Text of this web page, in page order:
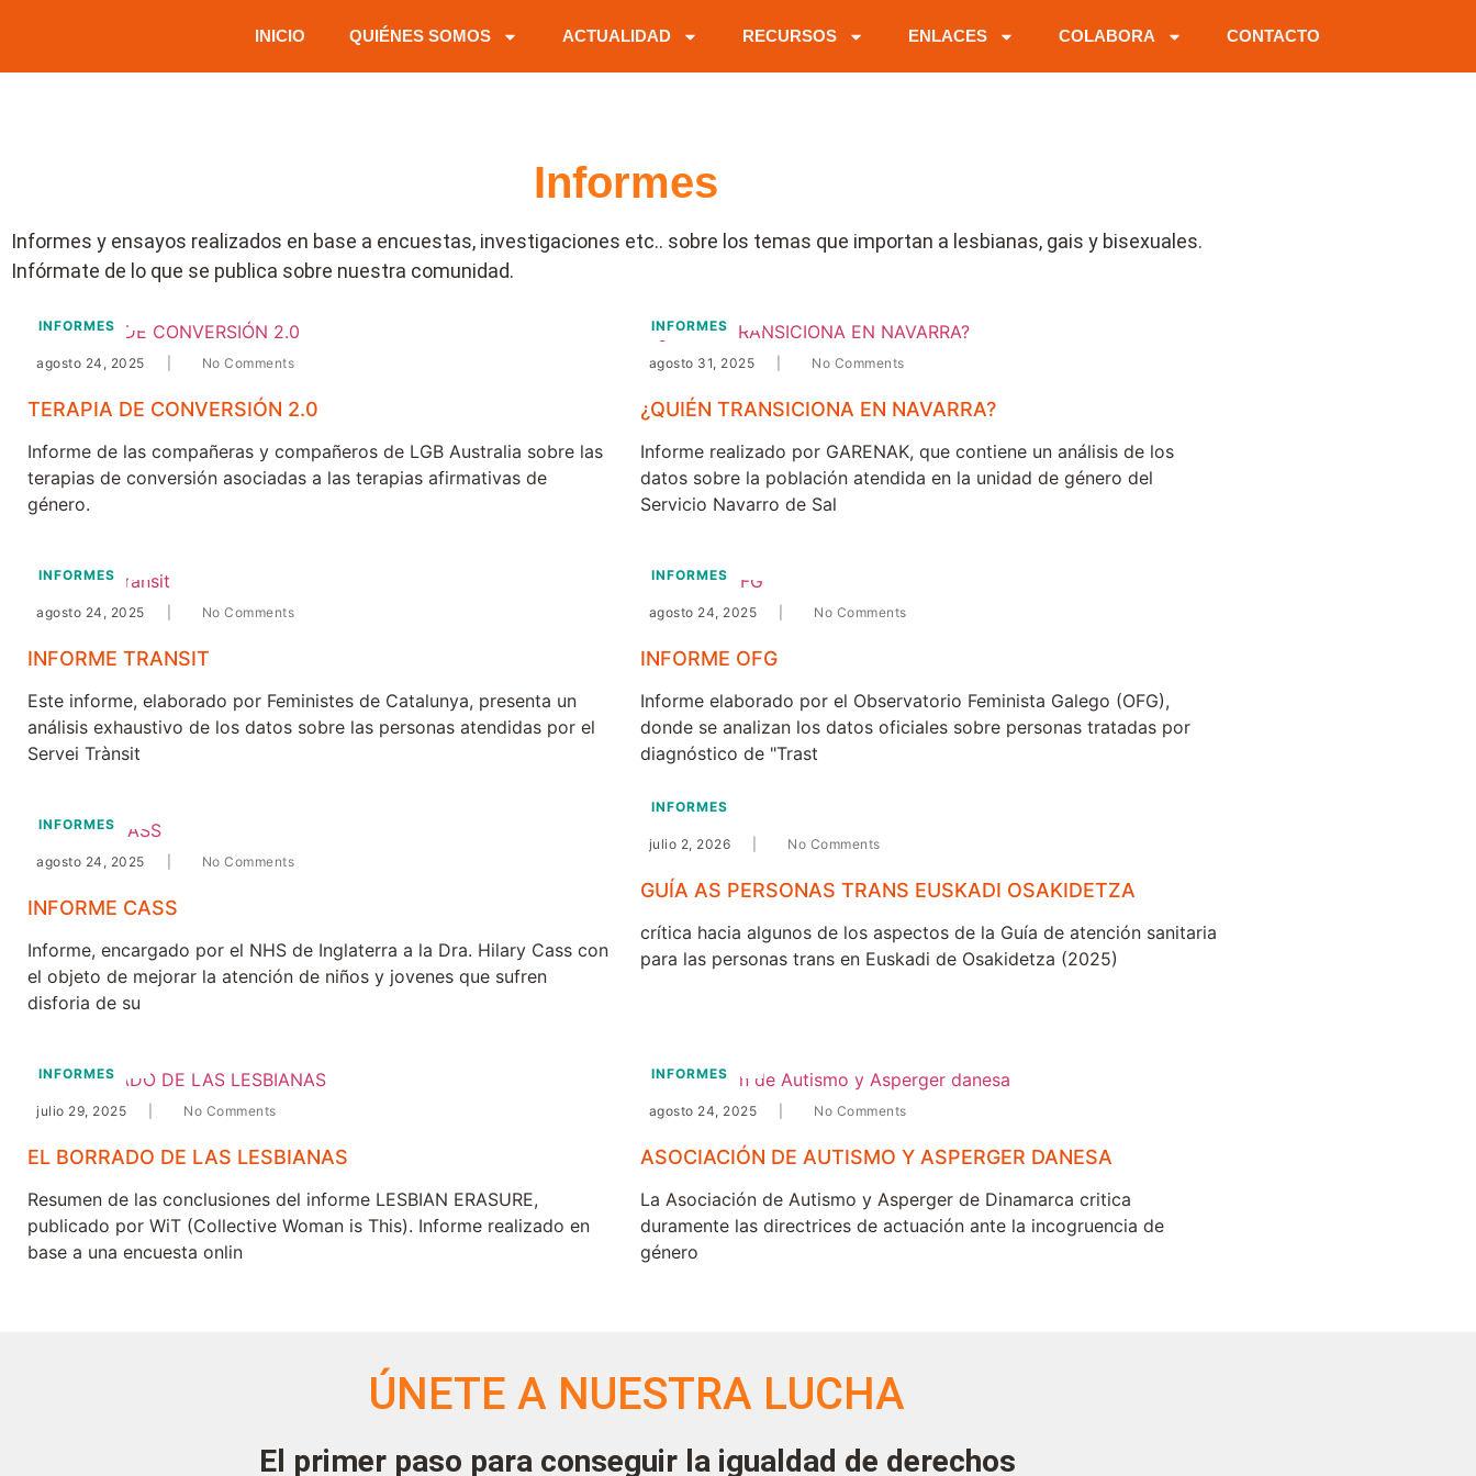
INICIO QUIÉNES SOMOS ACTUALIDAD RECURSOS ENLACES COLABORA CONTACTO
Informes
Informes y ensayos realizados en base a encuestas, investigaciones etc.. sobre los temas que importan a lesbianas, gais y bisexuales.
Infórmate de lo que se publica sobre nuestra comunidad.
INFORMES
agosto 24, 2025 No Comments
TERAPIA DE CONVERSIÓN 2.0
Informe de las compañeras y compañeros de LGB Australia sobre las
terapias de conversión asociadas a las terapias afirmativas de
género.
INFORMES
agosto 31, 2025 No Comments
¿QUIÉN TRANSICIONA EN NAVARRA?
Informe realizado por GARENAK, que contiene un análisis de los
datos sobre la población atendida en la unidad de género del
Servicio Navarro de Sal
INFORMES
agosto 24, 2025 No Comments
INFORME TRANSIT
Este informe, elaborado por Feministes de Catalunya, presenta un
análisis exhaustivo de los datos sobre las personas atendidas por el
Servei Trànsit
INFORMES
agosto 24, 2025 No Comments
INFORME OFG
Informe elaborado por el Observatorio Feminista Galego (OFG),
donde se analizan los datos oficiales sobre personas tratadas por
diagnóstico de "Trast
INFORMES
agosto 24, 2025 No Comments
INFORME CASS
Informe, encargado por el NHS de Inglaterra a la Dra. Hilary Cass con
el objeto de mejorar la atención de niños y jovenes que sufren
disforia de su
INFORMES
julio 2, 2026 No Comments
GUÍA AS PERSONAS TRANS EUSKADI OSAKIDETZA
crítica hacia algunos de los aspectos de la Guía de atención sanitaria
para las personas trans en Euskadi de Osakidetza (2025)
INFORMES
julio 29, 2025 No Comments
EL BORRADO DE LAS LESBIANAS
Resumen de las conclusiones del informe LESBIAN ERASURE,
publicado por WiT (Collective Woman is This). Informe realizado en
base a una encuesta onlin
INFORMES
agosto 24, 2025 No Comments
ASOCIACIÓN DE AUTISMO Y ASPERGER DANESA
La Asociación de Autismo y Asperger de Dinamarca critica
duramente las directrices de actuación ante la incogruencia de
género
ÚNETE A NUESTRA LUCHA
El primer paso para conseguir la igualdad de derechos